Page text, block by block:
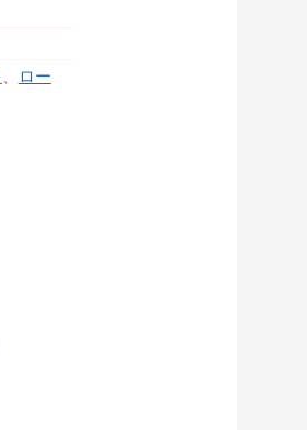
ロー